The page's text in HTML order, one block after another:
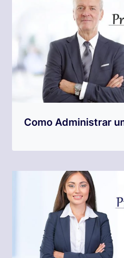
Como Administrar